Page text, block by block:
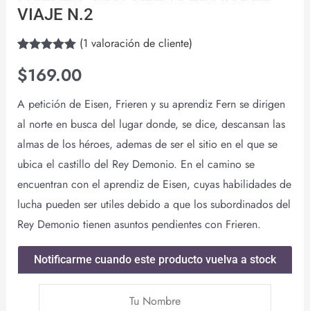
VIAJE N.2
5.00 de 5 en
base a
un cliente
(1 valoración de cliente)
$169.00
A petición de Eisen, Frieren y su aprendiz Fern se dirigen
al norte en busca del lugar donde, se dice, descansan las
almas de los héroes, ademas de ser el sitio en el que se
ubica el castillo del Rey Demonio. En el camino se
encuentran con el aprendiz de Eisen, cuyas habilidades de
lucha pueden ser utiles debido a que los subordinados del
Rey Demonio tienen asuntos pendientes con Frieren.
Notificarme cuando este producto vuelva a stock